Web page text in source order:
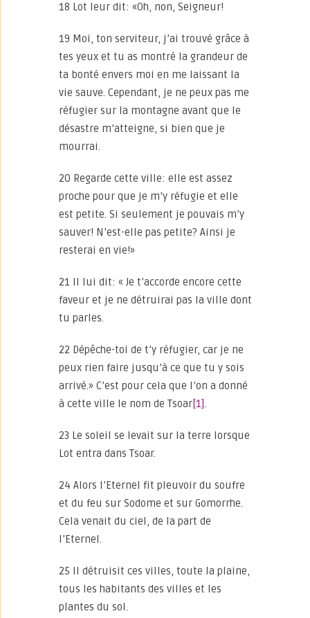
18 Lot leur dit: «Oh, non, Seigneur!
19 Moi, ton serviteur, j’ai trouvé grâce à
tes yeux et tu as montré la grandeur de
ta bonté envers moi en me laissant la
vie sauve. Cependant, je ne peux pas me
réfugier sur la montagne avant que le
désastre m’atteigne, si bien que je
mourrai.
20 Regarde cette ville: elle est assez
proche pour que je m’y réfugie et elle
est petite. Si seulement je pouvais m’y
sauver! N’est-elle pas petite? Ainsi je
resterai en vie!»
21 Il lui dit: « Je t’accorde encore cette
faveur et je ne détruirai pas la ville dont
tu parles.
22 Dépêche-toi de t’y réfugier, car je ne
peux rien faire jusqu’à ce que tu y sois
arrivé.» C’est pour cela que l’on a donné
à cette ville le nom de Tsoar[1].
23 Le soleil se levait sur la terre lorsque
Lot entra dans Tsoar.
24 Alors l’Eternel fit pleuvoir du soufre
et du feu sur Sodome et sur Gomorrhe.
Cela venait du ciel, de la part de
l’Eternel.
25 Il détruisit ces villes, toute la plaine,
tous les habitants des villes et les
plantes du sol.